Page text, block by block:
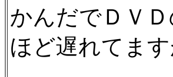
かんだでＤＶ
ほど遅れてます